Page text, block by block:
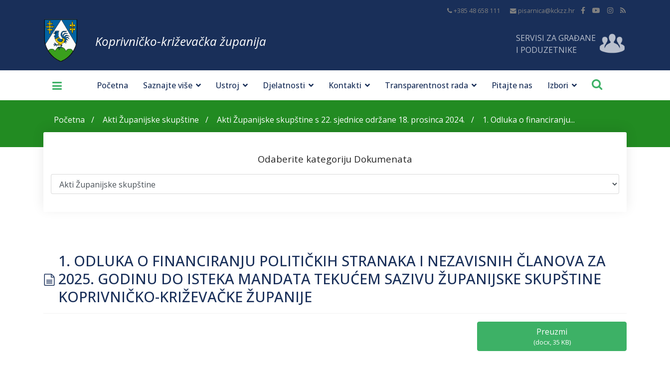
+385 48 658 111 pisarnica@kckzz.hr
Koprivničko-križevačka županija
SERVISI ZA GRAĐANE
I PODUZETNIKE
Početna Saznajte više Ustroj Djelatnosti Kontakti Transparentnost rada Pitajte nas Izbori
Početna Akti Županijske skupštine Akti Županijske skupštine s 22. sjednice održane 18. prosinca 2024. 1. Odluka o financiranju...
Odaberite kategoriju Dokumenata
document
1. ODLUKA O FINANCIRANJU POLITIČKIH STRANAKA I NEZAVISNIH ČLANOVA ZA
2025. GODINU DO ISTEKA MANDATA TEKUĆEM SAZIVU ŽUPANIJSKE SKUPŠTINE
KOPRIVNIČKO-KRIŽEVAČKE ŽUPANIJE
Preuzmi
(docx,35 KB)